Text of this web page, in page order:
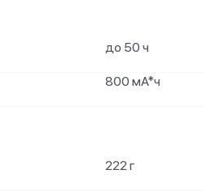
до 50 ч
800 мА*ч
222 г